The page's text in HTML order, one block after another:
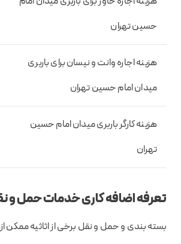
حسین تهران
هزینه اجاره وانت و نیسان برای باربری
میدان امام حسین تهران
هزینه کارگر باربری میدان امام حسین
تهران
تعرفه اضافه کاری خدمات حمل و
بسته بندی و حمل و نقل برخی از اثاثیه ممکن